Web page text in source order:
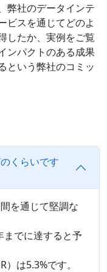
弊社のデータインテ
ビスを通じてどのよ
したか、実例をご覧
ンパクトのある成果
という弊社のコミッ
くらいです
を通じて堅調な
までに達すると予
は5.3%です。